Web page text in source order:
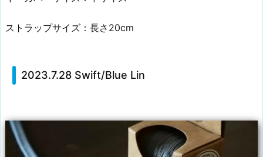
ストラップサイズ：長さ20cm
2023.7.28 Swift/Blue Lin